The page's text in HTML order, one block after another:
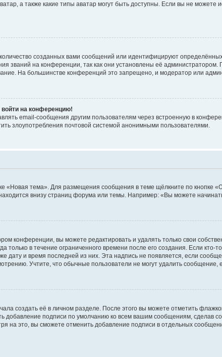
а также какие типы аватар могут быть доступны. Если вы не можете
созданных вами сообщений или идентифицируют
званий на конференции, так как они установлены её
На большинстве конференций это запрещено, и модератор или
на конференцию!
email-сообщения другим пользователям через встроенную в
злоупотребления почтовой системой анонимными пользователями.
«Новая тема». Для размещения сообщения в теме щёлкните по кнопке
внизу страниц форума или темы. Например: «Вы можете
конференции, вы можете редактировать и удалять только свои
только в течение ограниченного времени после его создания. Если
дату и время последней из них. Эта надпись не появляется, если
Учтите, что обычные пользователи не могут удалить сообщение,
создать её в личном разделе. После этого вы можете отметить
добавление подписи по умолчанию ко всем вашим сообщениям, сделав
на это, вы сможете отменить добавление подписи в отдельных